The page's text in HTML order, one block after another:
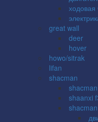
ходовая
great wall
deer
hover
howo/sitrak
lifan
shacman
shaanxi